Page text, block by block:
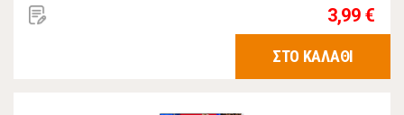
3,99 €
ΣΤΟ ΚΑΛΑΘΙ